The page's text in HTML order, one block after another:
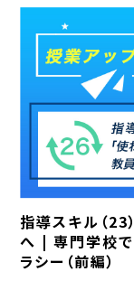
指導スキル（23
へ | 専門学校で
ラシー（前編）